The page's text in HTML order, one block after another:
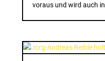
voraus und wird auch